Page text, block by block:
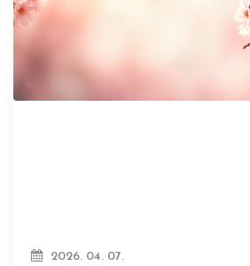
2026. 04. 07.